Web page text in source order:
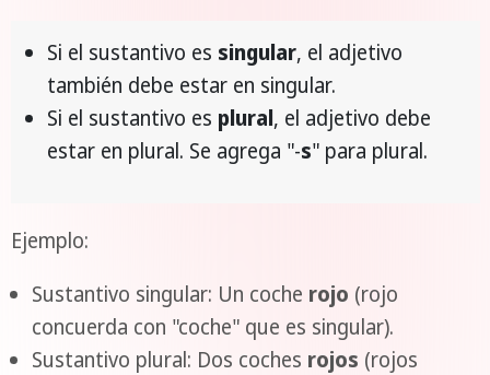
Si el sustantivo es singular, el adjetivo
también debe estar en singular.
Si el sustantivo es plural, el adjetivo debe
estar en plural. Se agrega "-s" para plural.
Ejemplo:
Sustantivo singular: Un coche rojo (rojo
concuerda con "coche" que es singular).
Sustantivo plural: Dos coches rojos (rojos